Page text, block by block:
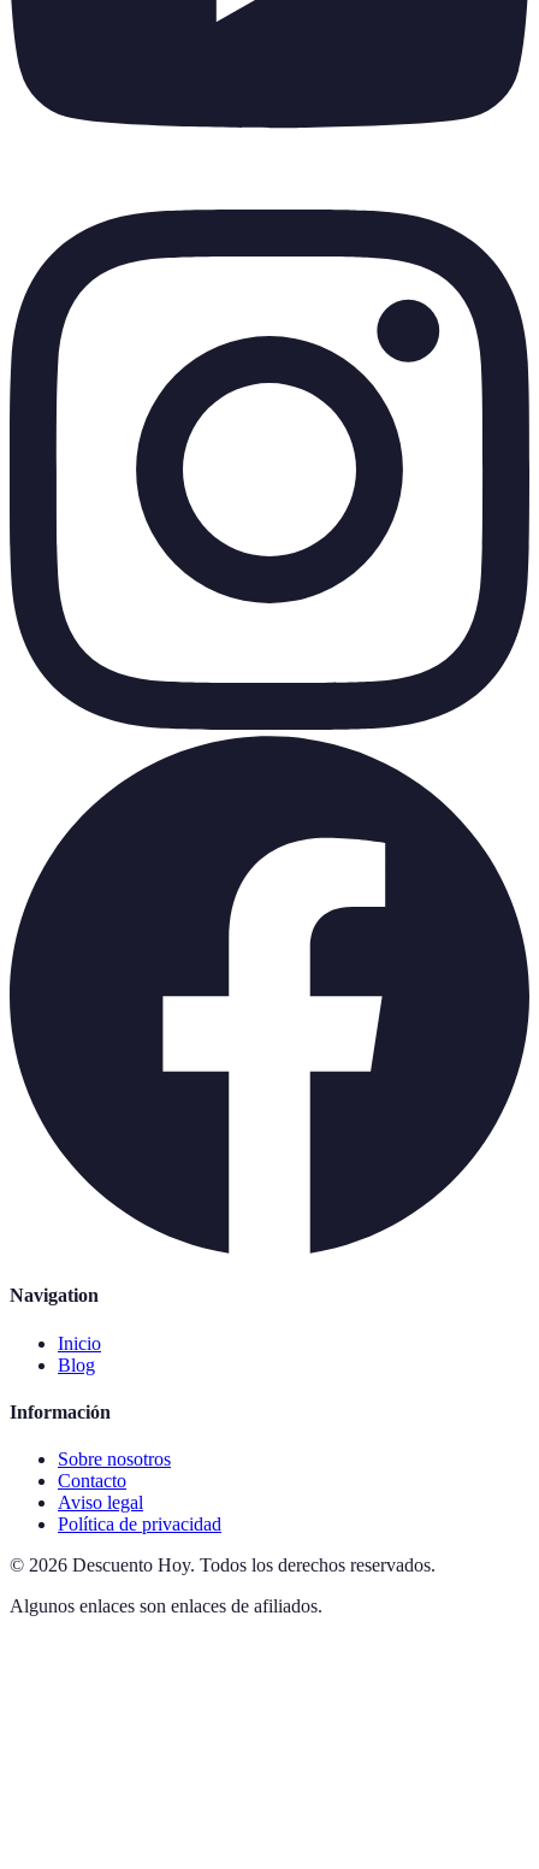
Navigation
Inicio
Blog
Información
Sobre nosotros
Contacto
Aviso legal
Política de privacidad
© 2026 Descuento Hoy. Todos los derechos reservados.
Algunos enlaces son enlaces de afiliados.